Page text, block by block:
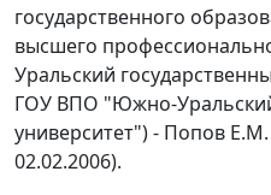
государственного
высшего
Уральский
ГОУ ВПО "Южно-
университет") - Попов
02.02.2006).